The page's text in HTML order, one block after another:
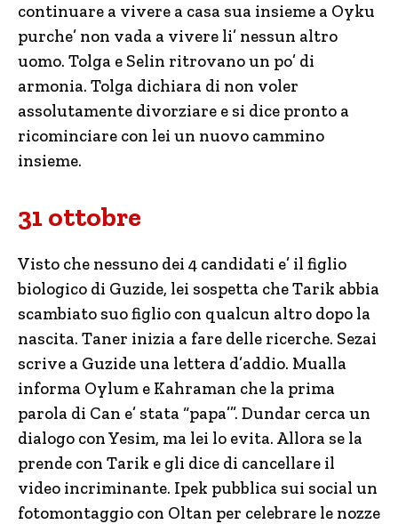
continuare a vivere a casa sua insieme a Oyku
purche’ non vada a vivere li’ nessun altro
uomo. Tolga e Selin ritrovano un po’ di
armonia. Tolga dichiara di non voler
assolutamente divorziare e si dice pronto a
ricominciare con lei un nuovo cammino
insieme.
31 ottobre
Visto che nessuno dei 4 candidati e’ il figlio
biologico di Guzide, lei sospetta che Tarik abbia
scambiato suo figlio con qualcun altro dopo la
nascita. Taner inizia a fare delle ricerche. Sezai
scrive a Guzide una lettera d’addio. Mualla
informa Oylum e Kahraman che la prima
parola di Can e’ stata “papa’”. Dundar cerca un
dialogo con Yesim, ma lei lo evita. Allora se la
prende con Tarik e gli dice di cancellare il
video incriminante. Ipek pubblica sui social un
fotomontaggio con Oltan per celebrare le nozze